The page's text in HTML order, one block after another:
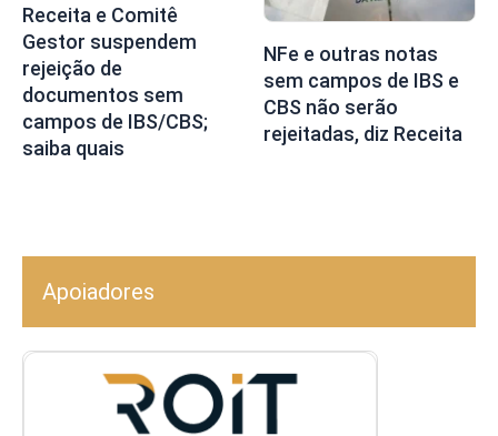
Receita e Comitê
Gestor suspendem
rejeição de
documentos sem
campos de IBS/CBS;
saiba quais
NFe e outras notas
sem campos de IBS e
CBS não serão
rejeitadas, diz Receita
Apoiadores